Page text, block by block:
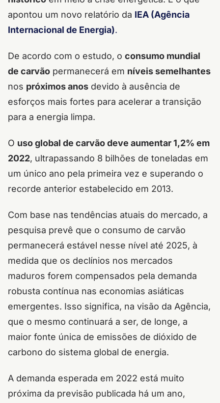
apontou um novo relatório da IEA (Agência
Internacional de Energia).
De acordo com o estudo, o consumo mundial
de carvão permanecerá em níveis semelhantes
nos próximos anos devido à ausência de
esforços mais fortes para acelerar a transição
para a energia limpa.
O uso global de carvão deve aumentar 1,2% em
2022, ultrapassando 8 bilhões de toneladas em
um único ano pela primeira vez e superando o
recorde anterior estabelecido em 2013.
Com base nas tendências atuais do mercado, a
pesquisa prevê que o consumo de carvão
permanecerá estável nesse nível até 2025, à
medida que os declínios nos mercados
maduros forem compensados ​​pela demanda
robusta contínua nas economias asiáticas
emergentes. Isso significa, na visão da Agência,
que o mesmo continuará a ser, de longe, a
maior fonte única de emissões de dióxido de
carbono do sistema global de energia.
A demanda esperada em 2022 está muito
próxima da previsão publicada há um ano,